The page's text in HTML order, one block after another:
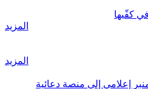
كفّيها
المزيد
المزيد
إعلامي إلى منصة دعائية